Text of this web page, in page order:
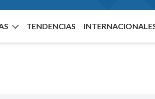
TENDENCIAS